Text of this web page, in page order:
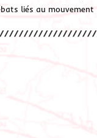
liés au mouvement